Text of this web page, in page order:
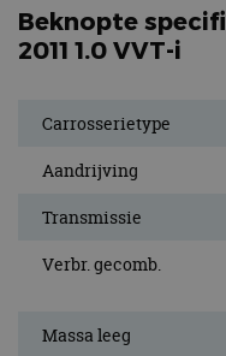
Beknopte
2011 1.0 VVT-i
Carrosserietype
Aandrijving
Transmissie
Verbr. gecomb.
Massa leeg